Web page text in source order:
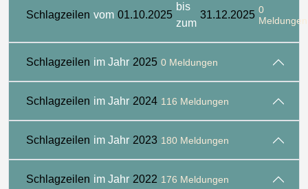
Schlagzeilen vom 01.10.2025
bis
zum
31.12.2025 0
Meldungen
Schlagzeilen im Jahr 2025 0 Meldungen
Schlagzeilen im Jahr 2024 116 Meldungen
Schlagzeilen im Jahr 2023 180 Meldungen
Schlagzeilen im Jahr 2022 176 Meldungen